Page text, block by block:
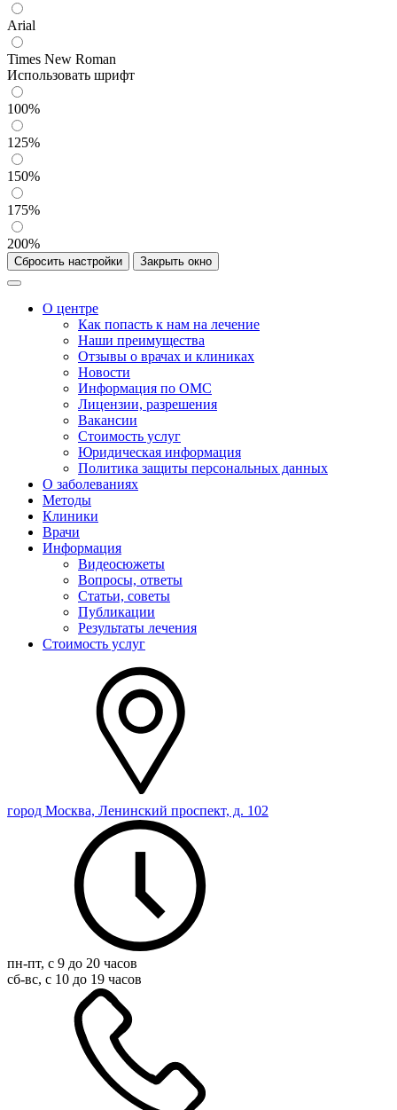
Arial
Times New Roman
Использовать шрифт
100%
125%
150%
175%
200%
Сбросить настройки Закрыть окно
О центре
Как попасть к нам на лечение
Наши преимущества
Отзывы о врачах и клиниках
Новости
Информация по ОМС
Лицензии, разрешения
Вакансии
Стоимость услуг
Юридическая информация
Политика защиты персональных данных
О заболеваниях
Методы
Клиники
Врачи
Информация
Видеосюжеты
Вопросы, ответы
Статьи, советы
Публикации
Результаты лечения
Стоимость услуг
город Москва, Ленинский проспект, д. 102
пн-пт, с 9 до 20 часов
сб-вс, с 10 до 19 часов